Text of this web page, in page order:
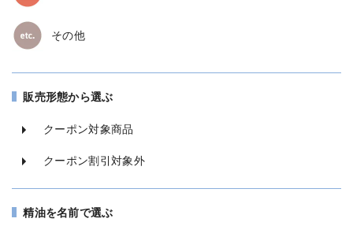
その他
販売形態から選ぶ
クーポン対象商品
クーポン割引対象外
精油を名前で選ぶ